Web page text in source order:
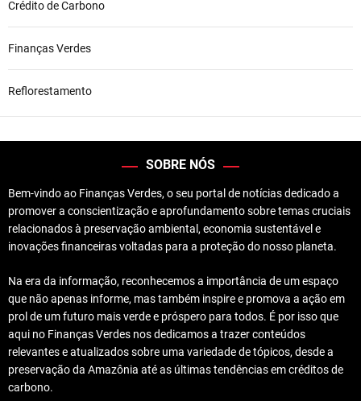
Crédito de Carbono
Finanças Verdes
Reflorestamento
SOBRE NÓS
Bem-vindo ao Finanças Verdes, o seu portal de notícias dedicado a
promover a conscientização e aprofundamento sobre temas cruciais
relacionados à preservação ambiental, economia sustentável e
inovações financeiras voltadas para a proteção do nosso planeta.
Na era da informação, reconhecemos a importância de um espaço
que não apenas informe, mas também inspire e promova a ação em
prol de um futuro mais verde e próspero para todos. É por isso que
aqui no Finanças Verdes nos dedicamos a trazer conteúdos
relevantes e atualizados sobre uma variedade de tópicos, desde a
preservação da Amazônia até as últimas tendências em créditos de
carbono.